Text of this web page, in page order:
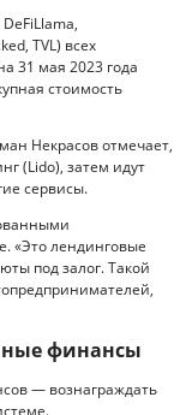
TVL) всех
31 мая 2023 года
стоимость
Некрасов отмечает,
(Lido), затем идут
сервисы.
«Это лендинговые
под залог. Такой
финансы
— вознаграждать